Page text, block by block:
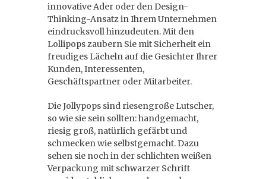
innovative Ader oder den Design-
Thinking-Ansatz in Ihrem Unternehmen
eindrucksvoll hinzudeuten. Mit den
Lollipops zaubern Sie mit Sicherheit ein
freudiges Lächeln auf die Gesichter Ihrer
Kunden, Interessenten,
Geschäftspartner oder Mitarbeiter.
Die Jollypops sind riesengroße Lutscher,
so wie sie sein sollten: handgemacht,
riesig groß, natürlich gefärbt und
schmecken wie selbstgemacht. Dazu
sehen sie noch in der schlichten weißen
Verpackung mit schwarzer Schrift